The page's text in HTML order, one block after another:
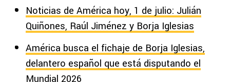
Noticias de América hoy, 1 de julio: Julián
Quiñones, Raúl Jiménez y Borja Iglesias
América busca el fichaje de Borja Iglesias,
delantero español que está disputando el
Mundial 2026